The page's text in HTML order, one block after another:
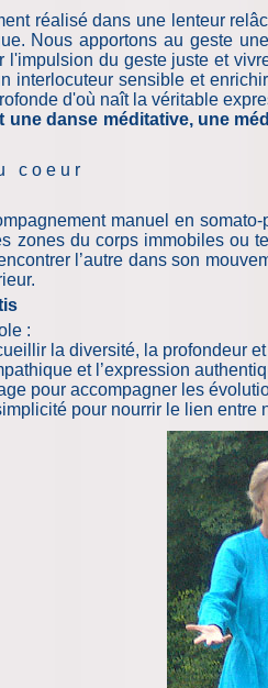
réalisé dans une lenteur
Nous ap­por­tons au geste
l'impulsion du geste juste et
interlocuteur sensible et
d'où naît la véritable
une danse méditative, une
c o e u r
manuel en
zones du corps immobiles ou
l’autre dans son
:
la diversité, la profondeur
et l’expression
pour accompagner les
pour nourrir le lien